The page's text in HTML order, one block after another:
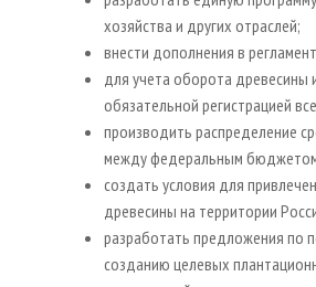
хозяйства и других отраслей;
внести дополнения в
для учета оборота древесины
обязательной регистрацией
производить распределение
между федеральным
создать условия для
древесины на территории
разработать предложения по
созданию целевых